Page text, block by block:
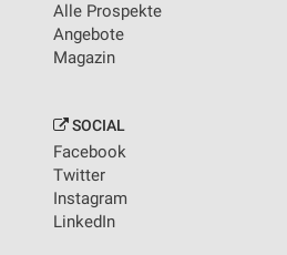
Alle Prospekte
Angebote
Magazin
SOCIAL
Facebook
Twitter
Instagram
LinkedIn